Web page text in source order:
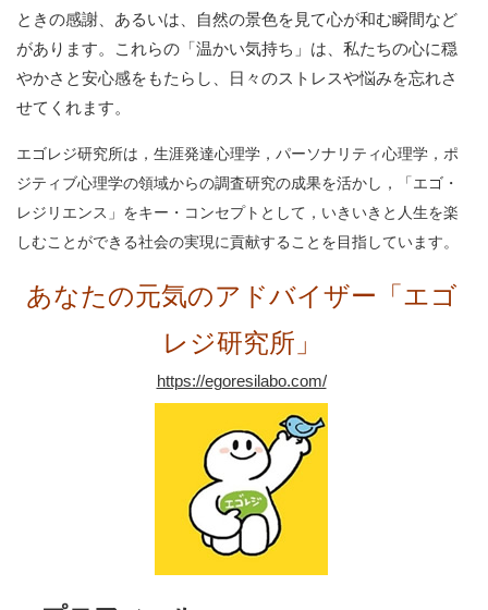
ときの感謝、あるいは、自然の景色を見て心が和む瞬間など
があります。これらの「温かい気持ち」は、私たちの心に穏
やかさと安心感をもたらし、日々のストレスや悩みを忘れさ
せてくれます。
エゴレジ研究所は，生涯発達心理学，パーソナリティ心理学，ポ
ジティブ心理学の領域からの調査研究の成果を活かし，「エゴ・
レジリエンス」をキー・コンセプトとして，いきいきと人生を楽
しむことができる社会の実現に貢献することを目指しています。
あなたの元気のアドバイザー「エゴ
レジ研究所」
https://egoresilabo.com/